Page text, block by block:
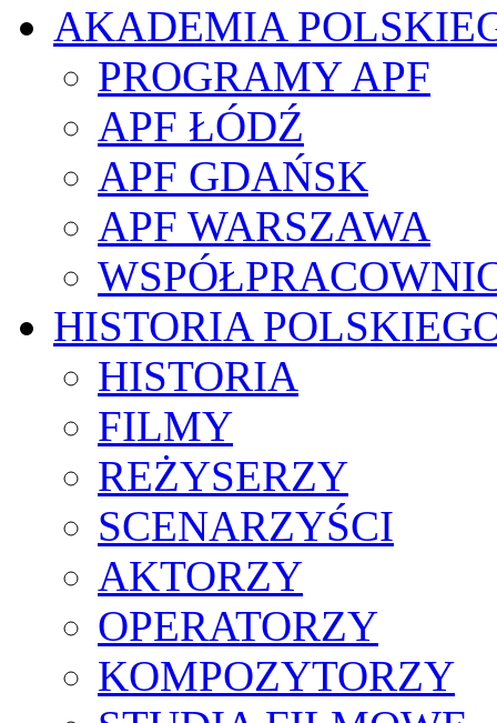
AKADEMIA
PROGRAMY APF
APF ŁÓDŹ
APF GDAŃSK
APF WARSZAWA
HISTORIA
HISTORIA
FILMY
REŻYSERZY
SCENARZYŚCI
AKTORZY
OPERATORZY
KOMPOZYTORZY